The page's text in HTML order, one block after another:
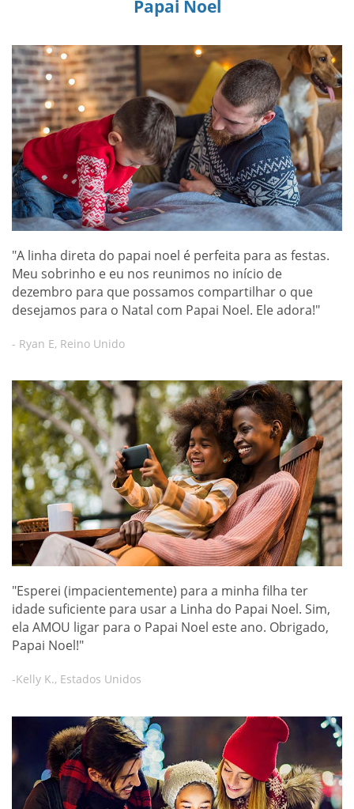
Papai Noel
"A linha direta do papai noel é perfeita para as festas.
Meu sobrinho e eu nos reunimos no início de
dezembro para que possamos compartilhar o que
desejamos para o Natal com Papai Noel. Ele adora!"
- Ryan E, Reino Unido
"Esperei (impacientemente) para a minha filha ter
idade suficiente para usar a Linha do Papai Noel. Sim,
ela AMOU ligar para o Papai Noel este ano. Obrigado,
Papai Noel!"
-Kelly K., Estados Unidos